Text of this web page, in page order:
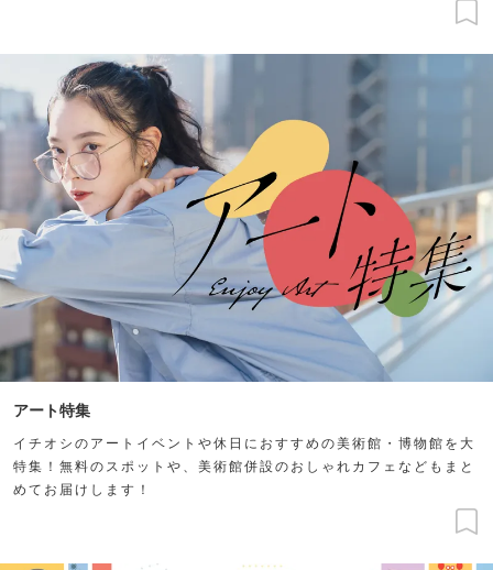
アート特集
イチオシのアートイベントや休日におすすめの美術館・博物館を大
特集！無料のスポットや、美術館併設のおしゃれカフェなどもまと
めてお届けします！